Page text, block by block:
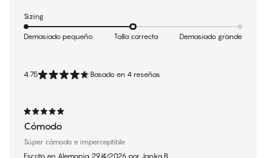
4.75 Basado en 4 reseñas
Cómodo
Súper cómodo e imperceptible
Escrito en Alemania 29/4/2026 por Janka B.
Sizing
Demasiado pequeño Talla correcta Demasiado grande